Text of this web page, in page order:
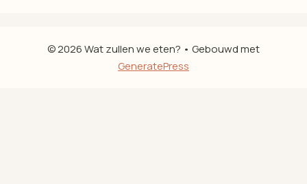
© 2026 Wat zullen we eten? • Gebouwd met
GeneratePress